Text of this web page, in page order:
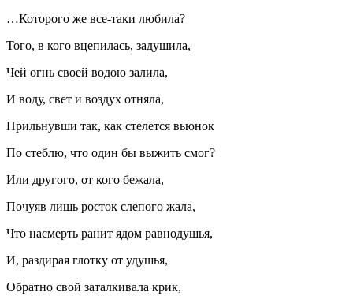
…Которого же все-таки любила?
Того, в кого вцепилась, задушила,
Чей огнь своей водою залила,
И воду, свет и воздух отняла,
Прильнувши так, как стелется вьюнок
По стеблю, что один бы выжить смог?
Или другого, от кого бежала,
Почуяв лишь росток слепого жала,
Что насмерть ранит ядом равнодушья,
И, раздирая глотку от удушья,
Обратно свой заталкивала крик,